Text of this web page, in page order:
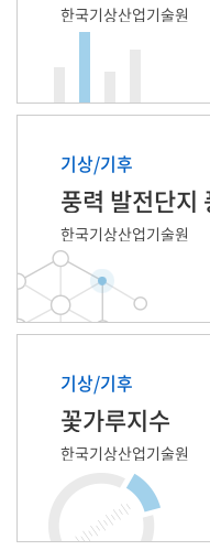
한국기상산업기술원
기상/기후
한국기상산업기술원
기상/기후
꽃가루지수
한국기상산업기술원